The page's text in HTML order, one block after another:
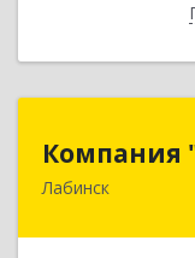
Компания
Лабинск352500,